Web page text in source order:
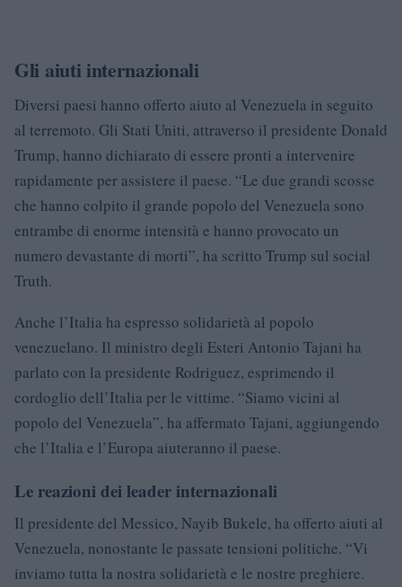
Gli aiuti internazionali
Diversi paesi hanno offerto aiuto al Venezuela in seguito
al terremoto. Gli Stati Uniti, attraverso il presidente Donald
Trump, hanno dichiarato di essere pronti a intervenire
rapidamente per assistere il paese. “Le due grandi scosse
che hanno colpito il grande popolo del Venezuela sono
entrambe di enorme intensità e hanno provocato un
numero devastante di morti”, ha scritto Trump sul social
Truth.
Anche l’Italia ha espresso solidarietà al popolo
venezuelano. Il ministro degli Esteri Antonio Tajani ha
parlato con la presidente Rodriguez, esprimendo il
cordoglio dell’Italia per le vittime. “Siamo vicini al
popolo del Venezuela”, ha affermato Tajani, aggiungendo
che l’Italia e l’Europa aiuteranno il paese.
Le reazioni dei leader internazionali
Il presidente del Messico, Nayib Bukele, ha offerto aiuti al
Venezuela, nonostante le passate tensioni politiche. “Vi
inviamo tutta la nostra solidarietà e le nostre preghiere.